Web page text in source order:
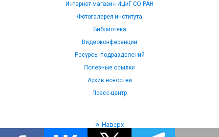
Интернет-магазин ИЦиГ СО РАН
Фотогалерея института
Библиотека
Видеоконференции
Ресурсы подразделений
Полезные ссылки
Архив новостей
Пресс-центр
Наверх